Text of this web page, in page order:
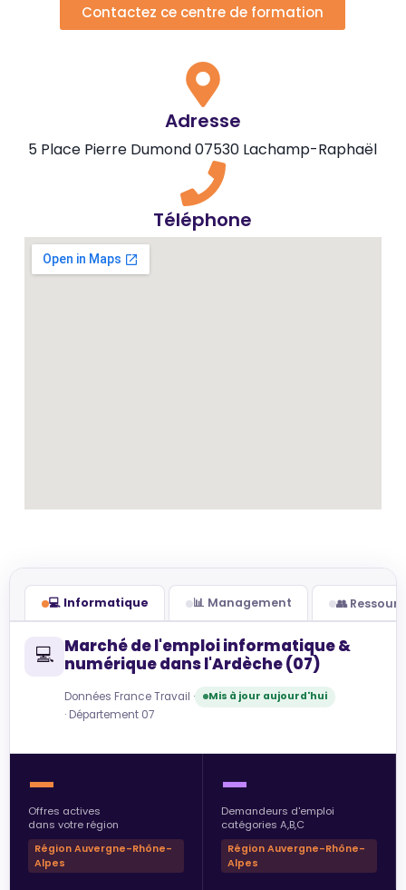
Contactez ce centre de formation
Adresse
5 Place Pierre Dumond 07530 Lachamp-Raphaël
Téléphone
💻 Informatique 📊 Management 👥
💻 Marché de l'emploi informatique &
numérique dans l'Ardèche (07)
Données France Travail · Mis à jour aujourd'hui
· Département 07
—
Offres actives
dans votre région
Région Auvergne-Rhône-
Alpes
—
Demandeurs d'emploi
catégories A,B,C
Région Auvergne-Rhône-
Alpes